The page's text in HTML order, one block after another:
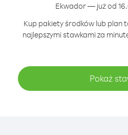
Ekwador — już od
Kup pakiety środków lub plan
najlepszymi stawkami za
Pokaż